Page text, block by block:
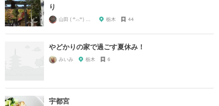
り
栃木 44
やどかりの家で過ごす夏休み！
みいみ 栃木 6
宇都宮